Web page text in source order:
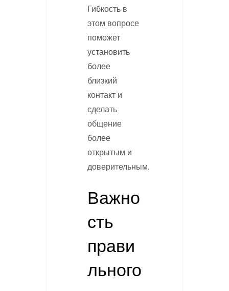
Гибкость в
этом вопросе
поможет
установить
более
близкий
контакт и
сделать
общение
более
открытым и
доверительным.
Важно
сть
прави
льного